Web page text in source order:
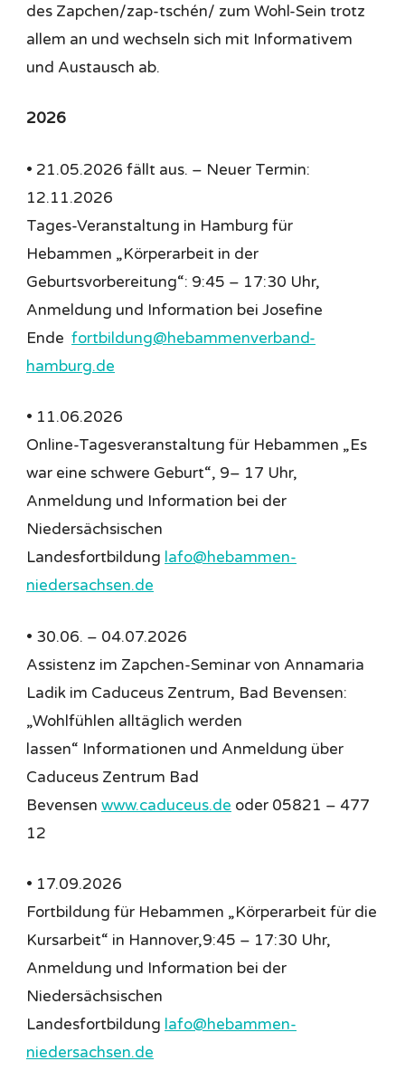
des Zapchen/zap-tschén/ zum Wohl-Sein trotz
allem an und wechseln sich mit Informativem
und Austausch ab.
2026
• 21.05.2026 fällt aus. – Neuer Termin:
12.11.2026
Tages-Veranstaltung in Hamburg für
Hebammen „Körperarbeit in der
Geburtsvorbereitung“: 9:45 – 17:30 Uhr,
Anmeldung und Information bei Josefine
Ende fortbildung@hebammenverband-
hamburg.de
• 11.06.2026
Online-Tagesveranstaltung für Hebammen „Es
war eine schwere Geburt“, 9– 17 Uhr,
Anmeldung und Information bei der
Niedersächsischen
Landesfortbildung lafo@hebammen-
niedersachsen.de
• 30.06. – 04.07.2026
Assistenz im Zapchen-Seminar von Annamaria
Ladik im Caduceus Zentrum, Bad Bevensen:
„Wohlfühlen alltäglich werden
lassen“ Informationen und Anmeldung über
Caduceus Zentrum Bad
Bevensen www.caduceus.de oder 05821 – 477
12
• 17.09.2026
Fortbildung für Hebammen „Körperarbeit für die
Kursarbeit“ in Hannover,9:45 – 17:30 Uhr,
Anmeldung und Information bei der
Niedersächsischen
Landesfortbildung lafo@hebammen-
niedersachsen.de